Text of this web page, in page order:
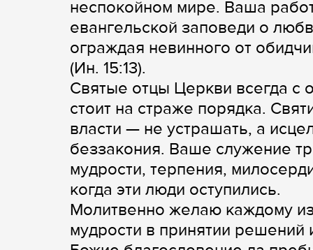
неспокойном мире. Ваша
евангельской заповеди о
ограждая невинного от
(Ин. 15:13).
Святые отцы Церкви всегда с
стоит на страже порядка.
власти — не устрашать, а
беззакония. Ваше служение
мудрости, терпения,
когда эти люди оступились.
Молитвенно желаю каждому
мудрости в принятии решений